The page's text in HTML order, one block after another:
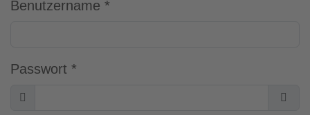
Benutzername *
Passwort *
Anzeigen